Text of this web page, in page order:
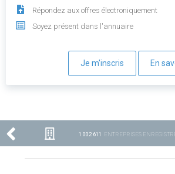
Répondez aux offres électroniquement
Soyez présent dans l'annuaire
Je m'inscris En
1 002 611 ENTREPRISES